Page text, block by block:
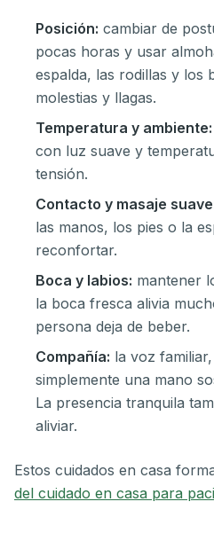
Posición: cambiar de
pocas horas y usar
espalda, las rodillas y los
molestias y llagas.
Temperatura y ambiente:
con luz suave y
tensión.
Contacto y masaje
las manos, los pies o la
reconfortar.
Boca y labios: mantener
la boca fresca alivia
persona deja de beber.
Compañía: la voz
simplemente una mano
La presencia tranquila
aliviar.
Estos cuidados en casa
del cuidado en casa para